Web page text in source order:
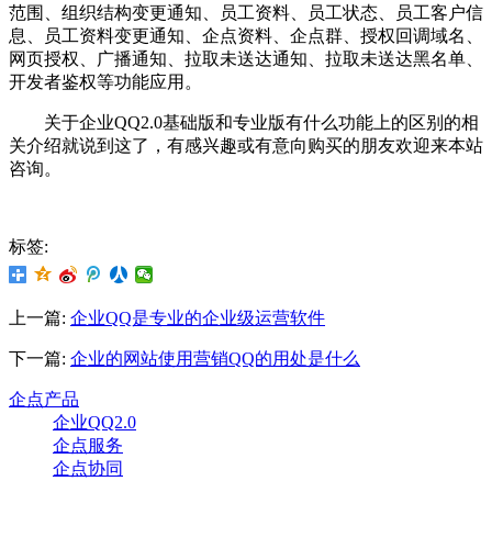
范围、组织结构变更通知、员工资料、员工状态、员工客户信
息、员工资料变更通知、企点资料、企点群、授权回调域名、
网页授权、广播通知、拉取未送达通知、拉取未送达黑名单、
开发者鉴权等功能应用。
关于企业QQ2.0基础版和专业版有什么功能上的区别的相
关介绍就说到这了，有感兴趣或有意向购买的朋友欢迎来本站
咨询。
标签:
上一篇: 企业QQ是专业的企业级运营软件
下一篇: 企业的网站使用营销QQ的用处是什么
企点产品
企业QQ2.0
企点服务
企点协同